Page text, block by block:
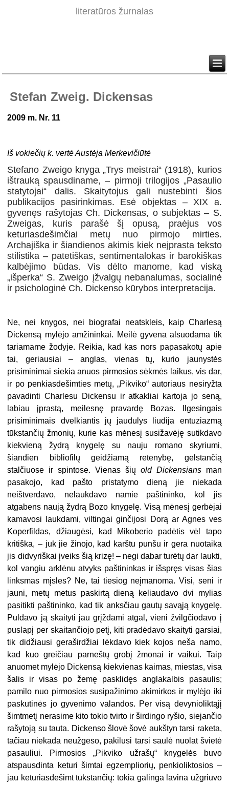
literatūros žurnalas
Stefan Zweig. Dickensas
2009 m. Nr. 11
Iš vokiečių k. vertė Austėja Merkevičiūtė
Stefano Zweigo knyga „Trys meistrai“ (1918), kurios
ištrauką spausdiname, – pirmoji trilogijos „Pasaulio
statytojai“ dalis. Skaitytojus gali nustebinti šios
publikacijos pasirinkimas. Esė objektas – XIX a.
gyvenęs rašytojas Ch. Dickensas, o subjektas – S.
Zweigas, kuris parašė šį opusą, praėjus vos
keturiasdešimčiai metų nuo pirmojo mirties.
Archajiška ir šiandienos akimis kiek neįprasta teksto
stilistika – patetiškas, sentimentalokas ir barokiškas
kalbėjimo būdas. Vis dėlto manome, kad viską
„išperka“ S. Zweigo įžvalgų nebanalumas, socialinė
ir psichologinė Ch. Dickenso kūrybos interpretacija.
Ne, nei knygos, nei biografai neatskleis, kaip Charlesą
Dickensą mylėjo amžininkai. Meilė gyvena alsuodama tik
tariamame žodyje. Reikia, kad kas nors papasakotų apie
tai, geriausiai – anglas, vienas tų, kurio jaunystės
prisiminimai siekia anuos pirmosios sėkmės laikus, vis dar,
ir po penkiasdešimties metų, „Pikviko“ autoriaus nesiryžta
pavadinti Charlesu Dickensu ir atkakliai kartoja jo seną,
labiau įprastą, meilesnę pravardę Bozas. Ilgesingais
prisiminimais dvelkiantis jų jaudulys liudija entuziazmą
tūkstančių žmonių, kurie kas mėnesį susižavėję sutikdavo
kiekvieną žydrą knygelę su nauju romano skyriumi,
šiandien bibliofilų geidžiamą retenybę, gelstančią
stalčiuose ir spintose. Vienas šių old Dickensiansman
pasakojo, kad pašto pristatymo dieną jie niekada
neištverdavo, nelaukdavo namie paštininko, kol jis
atgabens naują žydrą Bozo knygelę. Visą mėnesį gerbėjai
kamavosi laukdami, viltingai ginčijosi Dorą ar Agnes ves
Koperfildas, džiaugėsi, kad Mikoberio padėtis vėl tapo
kritiška, – juk jie žinojo, kad karštu punšu ir gera nuotaika
jis didvyriškai įveiks šią krizę! – negi dabar turėtų dar laukti,
kol vangiu arklėnu atvyks paštininkas ir išspręs visas šias
linksmas mįsles? Ne, tai tiesiog neįmanoma. Visi, seni ir
jauni, metų metus paskirtą dieną keliaudavo dvi mylias
pasitikti paštininko, kad tik anksčiau gautų savąją knygelę.
Puldavo ją skaityti jau grįždami atgal, vieni žvilgčiodavo į
puslapį per skaitančiojo petį, kiti pradėdavo skaityti garsiai,
tik didžiausi geraširdžiai lėkdavo kiek kojos neša namo,
kad kuo greičiau parneštų grobį žmonai ir vaikui. Taip
anuomet mylėjo Dickensą kiekvienas kaimas, miestas, visa
šalis ir visas po žemę pasklidęs anglakalbis pasaulis;
pamilo nuo pirmosios susipažinimo akimirkos ir mylėjo iki
paskutinės jo gyvenimo valandos. Per visą devynioliktąjį
šimtmetį nerasime kito tokio tvirto ir širdingo ryšio, siejančio
rašytoją su tauta. Dickenso šlovė šovė aukštyn tarsi raketa,
tačiau niekada neužgeso, pakilusi tarsi saulė nuolat švietė
pasauliui. Pirmosios „Pikviko užrašų“ knygelės buvo
atspausdinta keturi šimtai egzempliorių, penkioliktosios –
jau keturiasdešimt tūkstančių: tokia galinga lavina užgriuvo